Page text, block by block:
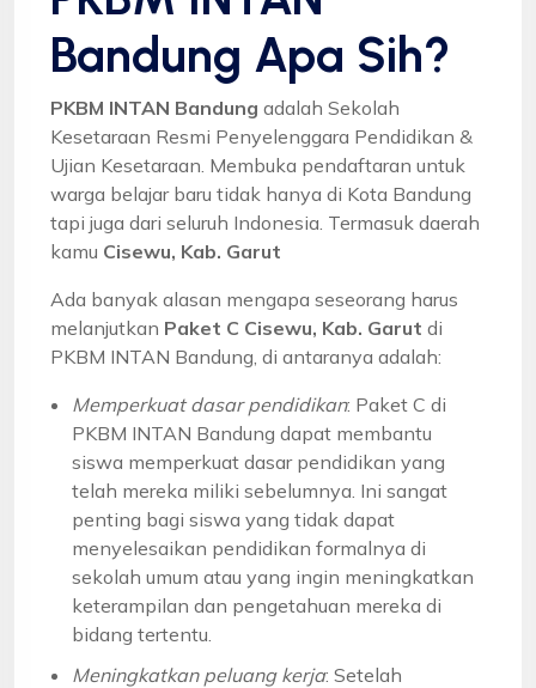
Bandung Apa Sih?
PKBM INTAN Bandung adalah Sekolah
Kesetaraan Resmi Penyelenggara Pendidikan &
Ujian Kesetaraan. Membuka pendaftaran untuk
warga belajar baru tidak hanya di Kota Bandung
tapi juga dari seluruh Indonesia. Termasuk daerah
kamu Cisewu, Kab. Garut
Ada banyak alasan mengapa seseorang harus
melanjutkan Paket C Cisewu, Kab. Garut di
PKBM INTAN Bandung, di antaranya adalah:
Memperkuat dasar pendidikan: Paket C di
PKBM INTAN Bandung dapat membantu
siswa memperkuat dasar pendidikan yang
telah mereka miliki sebelumnya. Ini sangat
penting bagi siswa yang tidak dapat
menyelesaikan pendidikan formalnya di
sekolah umum atau yang ingin meningkatkan
keterampilan dan pengetahuan mereka di
bidang tertentu.
Meningkatkan peluang kerja: Setelah